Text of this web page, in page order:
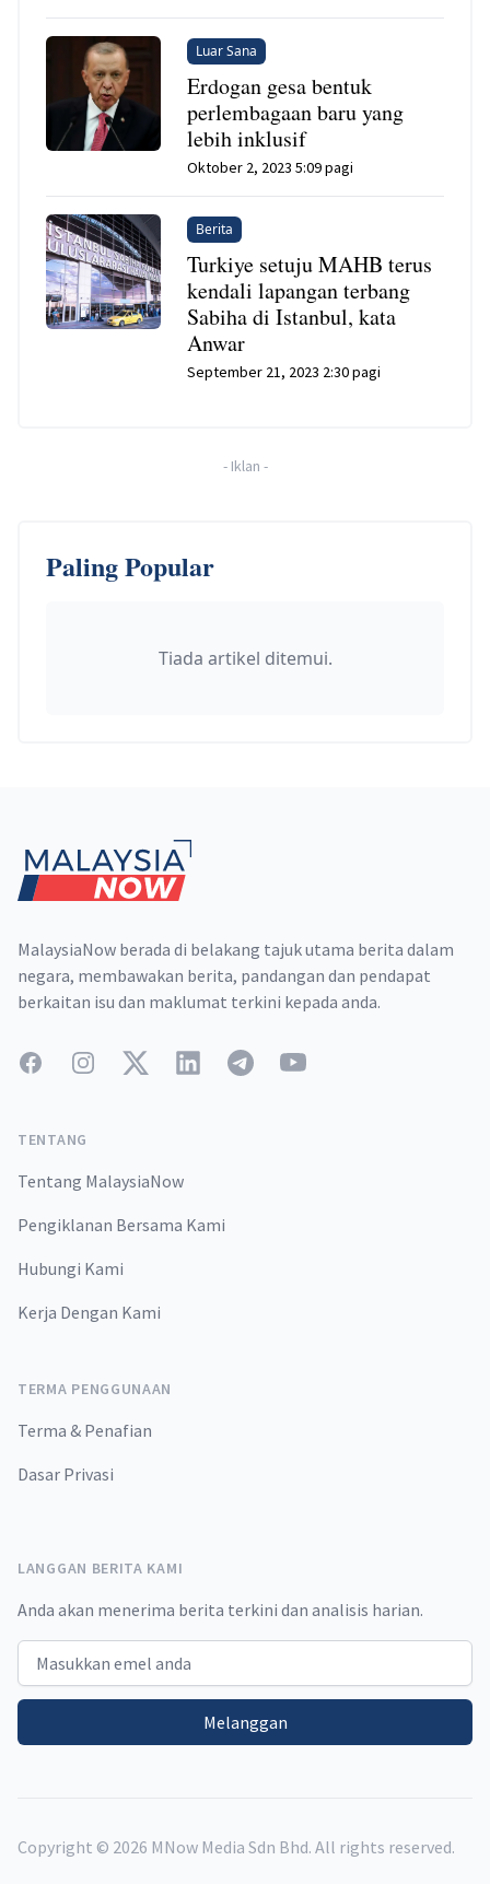
Luar Sana
Erdogan gesa bentuk
perlembagaan baru yang
lebih inklusif
Oktober 2, 2023 5:09 pagi
Berita
Turkiye setuju MAHB terus
kendali lapangan terbang
Sabiha di Istanbul, kata
Anwar
September 21, 2023 2:30 pagi
- Iklan -
Paling Popular
Tiada artikel ditemui.
MalaysiaNow berada di belakang tajuk utama berita dalam
negara, membawakan berita, pandangan dan pendapat
berkaitan isu dan maklumat terkini kepada anda.
FacebookInstagramTwitterLinkedInTelegramYouTube
TENTANG
Tentang MalaysiaNow
Pengiklanan Bersama Kami
Hubungi Kami
Kerja Dengan Kami
TERMA PENGGUNAAN
Terma & Penafian
Dasar Privasi
LANGGAN BERITA KAMI
Anda akan menerima berita terkini dan analisis harian.
Email address
Melanggan
Copyright © 2026 MNow Media Sdn Bhd. All rights reserved.